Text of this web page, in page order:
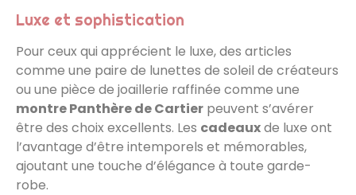
Luxe et sophistication
Pour ceux qui apprécient le luxe, des articles
comme une paire de lunettes de soleil de créateurs
ou une pièce de joaillerie raffinée comme une
montre Panthère de Cartier peuvent s’avérer
être des choix excellents. Les cadeauxde luxe ont
l’avantage d’être intemporels et mémorables,
ajoutant une touche d’élégance à toute garde-
robe.